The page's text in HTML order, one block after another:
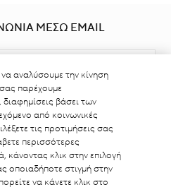
ΜΕΣΩ EMAIL
ΠΩΛΗΣΗΣ
αναλύσουμε την κίνηση
παρέχουμε
διαφημίσεις βάσει των
από κοινωνικές
τις προτιμήσεις σας
περισσότερες
κάνοντας κλικ στην επιλογή
οποιαδήποτε στιγμή στην
να κάνετε κλικ στο